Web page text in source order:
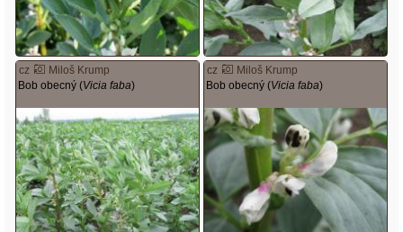
cz
Miloš Krump
Bob obecný (Vicia faba)
cz
Miloš Krump
Bob obecný (Vicia faba)